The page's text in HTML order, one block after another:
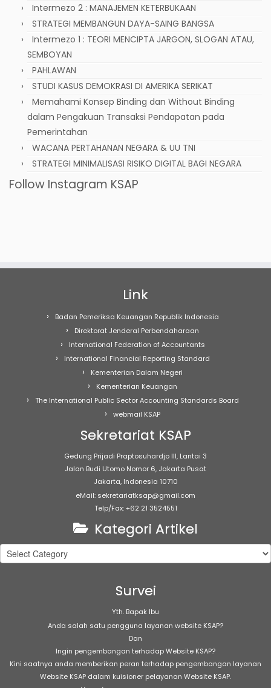
Intermezo 2 : MANAJEMEN KETERBUKAAN
STRATEGI MEMBANGUN DAYA-SAING BANGSA
Intermezo 1 : TEORI MENCIPTA JARGON, SLOGAN ATAU,
SEMBOYAN
PAHLAWAN
STUDI KASUS DEMOKRASI DI AMERIKA SERIKAT
Memahami Konsep Binding dan Without Binding
dalam Pengakuan Transaksi Pendapatan pada
Pemerintahan
WACANA PERTAHANAN NEGARA & UU TNI
STRATEGI MINIMALISASI RISIKO DIGITAL BAGI NEGARA
Follow Instagram KSAP
Link
Badan Pemeriksa Keuangan Republik Indonesia
Direktorat Jenderal Perbendaharaan
International Federation of Accountants
International Financial Reporting Standard
Kementerian Dalam Negeri
Kementerian Keuangan
The International Public Sector Accounting Standards Board
webmail KSAP
Sekretariat KSAP
Gedung Prijadi Praptosuhardjo III, Lantai 3
Jalan Budi Utomo Nomor 6, Jakarta Pusat
Jakarta, Indonesia 10710
eMail: sekretariatksap@gmail.com
Telp/Fax: +62 21 3524551
Kategori Artikel
Kategori
Artikel
Survei
Yth. Bapak Ibu
Anda salah satu pengguna layanan website KSAP?
Dan
Ingin pengembangan terhadap Website KSAP?
Kini saatnya anda memberikan peran terhadap pengembangan layanan
Website KSAP dalam kuisioner pelayanan Website KSAP.